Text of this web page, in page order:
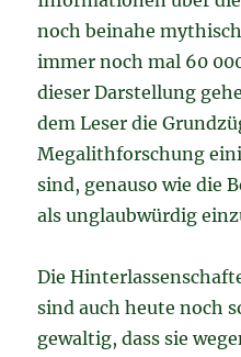
noch beinahe
immer noch mal 60
dieser Darstellung
dem Leser die
Megalithforschung
sind, genauso wie die
als unglaubwürdig
Die
sind auch heute noch
gewaltig, dass sie